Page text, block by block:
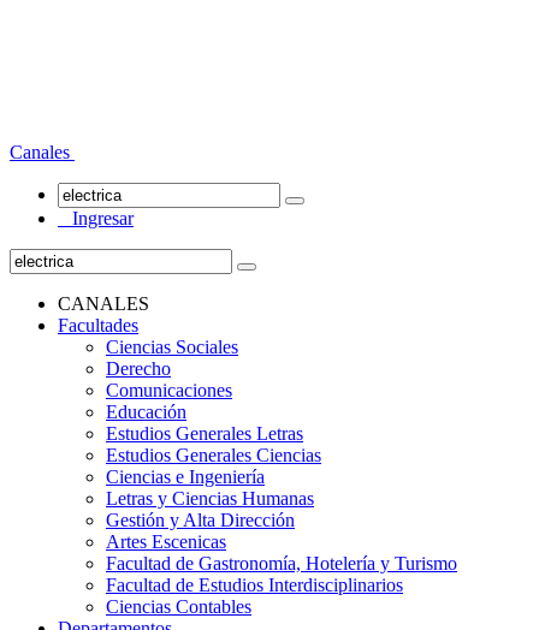
Canales
Ingresar
CANALES
Facultades
Ciencias Sociales
Derecho
Comunicaciones
Educación
Estudios Generales Letras
Estudios Generales Ciencias
Ciencias e Ingeniería
Letras y Ciencias Humanas
Gestión y Alta Dirección
Artes Escenicas
Facultad de Gastronomía, Hotelería y Turismo
Facultad de Estudios Interdisciplinarios
Ciencias Contables